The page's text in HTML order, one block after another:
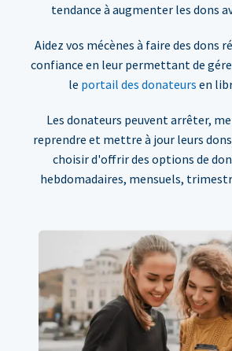
tendance à augmenter les dons
Aidez vos mécènes à faire des dons
confiance en leur permettant de
le portail des donateurs en
Les donateurs peuvent arrêter,
reprendre et mettre à jour leurs
choisir d'offrir des options de
hebdomadaires, mensuels,